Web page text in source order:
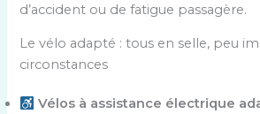
d’accident ou de fatigue passagère.
Le vélo adapté : tous en selle, peu
circonstances
Vélos à assistance électrique